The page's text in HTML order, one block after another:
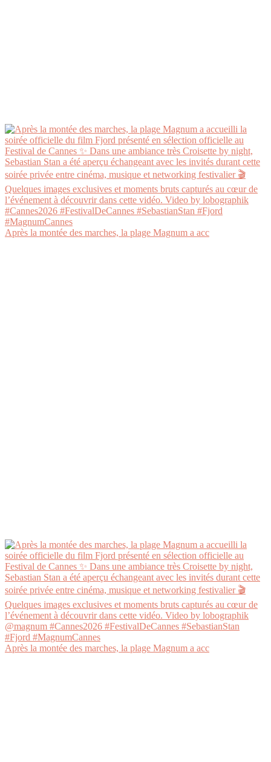
Après la montée des marches, la plage Magnum a acc
Après la montée des marches, la plage Magnum a acc